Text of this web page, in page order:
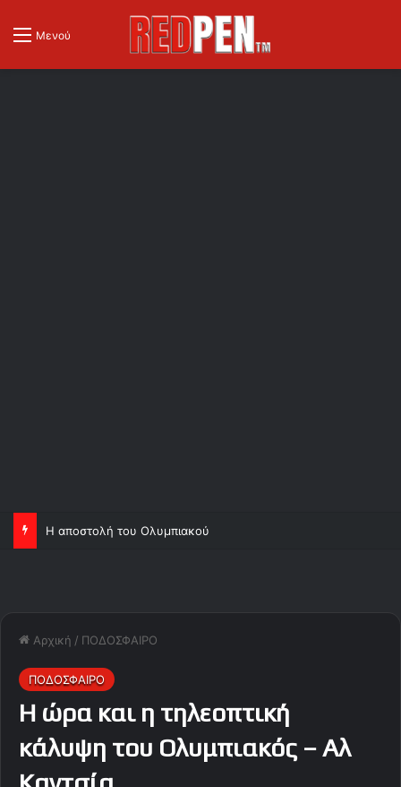
Μενού
Η αποστολή του Ολυμπιακού
Αρχική / ΠΟΔΟΣΦΑΙΡΟ
ΠΟΔΟΣΦΑΙΡΟ
Η ώρα και η τηλεοπτική
κάλυψη του Ολυμπιακός – Αλ